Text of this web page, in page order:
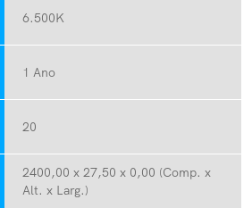
6.500K
1 Ano
20
2400,00 x 27,50 x 0,00 (Comp. x
Alt. x Larg.)